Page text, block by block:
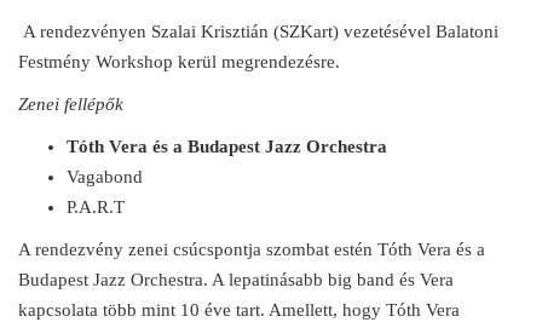
A rendezvényen Szalai Krisztián (SZKart) vezetésével Balatoni
Festmény Workshop kerül megrendezésre.
Zenei fellépők
Tóth Vera és a Budapest Jazz Orchestra
Vagabond
P.A.R.T
A rendezvény zenei csúcspontja szombat estén Tóth Vera és a
Budapest Jazz Orchestra. A lepatinásabb big band és Vera
kapcsolata több mint 10 éve tart. Amellett, hogy Tóth Vera